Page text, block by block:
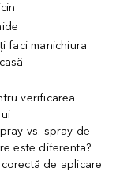
faci manichiura
verificarea
vs. spray de
este diferenta?
de aplicare